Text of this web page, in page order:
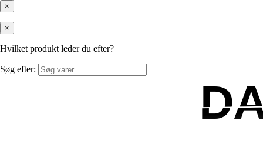
×
×
Hvilket produkt leder du efter?
Søg efter: